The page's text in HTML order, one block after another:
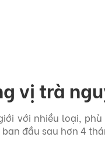
vị trà
với nhiều loại,
đầu sau hơn 4